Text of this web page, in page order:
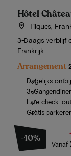
Hôtel
Tilques,
3-Daags verblijf
Frankrijk
Arrangement
Dagelijks
3-
Late check-out
Gratis
-40%
Vanaf